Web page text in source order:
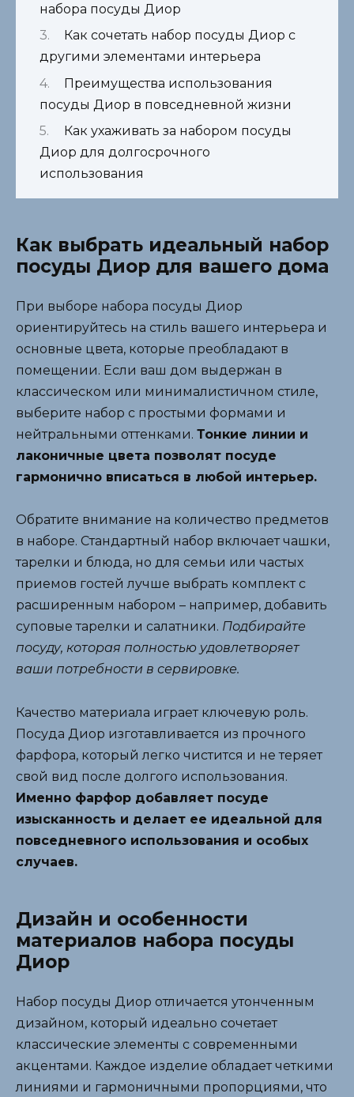
набора посуды Диор
Как сочетать набор посуды Диор с
другими элементами интерьера
Преимущества использования
посуды Диор в повседневной жизни
Как ухаживать за набором посуды
Диор для долгосрочного
использования
Как выбрать идеальный набор
посуды Диор для вашего дома
При выборе набора посуды Диор
ориентируйтесь на стиль вашего интерьера и
основные цвета, которые преобладают в
помещении. Если ваш дом выдержан в
классическом или минималистичном стиле,
выберите набор с простыми формами и
нейтральными оттенками. Тонкие линии и
лаконичные цвета позволят посуде
гармонично вписаться в любой интерьер.
Обратите внимание на количество предметов
в наборе. Стандартный набор включает чашки,
тарелки и блюда, но для семьи или частых
приемов гостей лучше выбрать комплект с
расширенным набором – например, добавить
суповые тарелки и салатники. Подбирайте
посуду, которая полностью удовлетворяет
ваши потребности в сервировке.
Качество материала играет ключевую роль.
Посуда Диор изготавливается из прочного
фарфора, который легко чистится и не теряет
свой вид после долгого использования.
Именно фарфор добавляет посуде
изысканность и делает ее идеальной для
повседневного использования и особых
случаев.
Дизайн и особенности
материалов набора посуды
Диор
Набор посуды Диор отличается утонченным
дизайном, который идеально сочетает
классические элементы с современными
акцентами. Каждое изделие обладает четкими
линиями и гармоничными пропорциями, что